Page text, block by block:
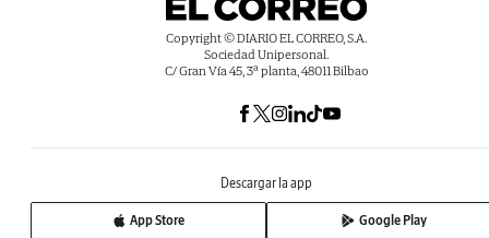
Copyright © DIARIO EL CORREO, S.A.
Sociedad Unipersonal.
C/ Gran Vía 45, 3ª planta, 48011 Bilbao
Descargar la app
App Store Google Play